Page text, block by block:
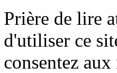
Prière de lire
d'utiliser ce
consentez